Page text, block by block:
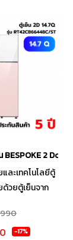
BESPOKE 2
ละเทคโนโลยีตู้
วยตู้เย็นจาก
ณเลือกตกแต่ง
คุณต้องการ มา
-17%